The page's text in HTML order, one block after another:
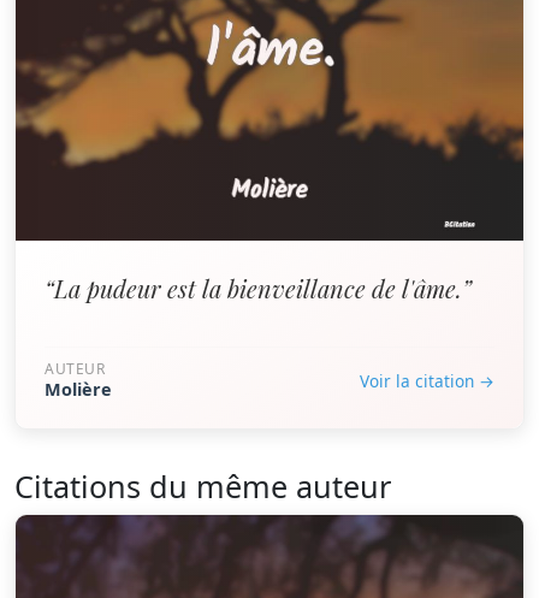
“La pudeur est la bienveillance de l'âme.”
AUTEUR
Molière Voir la citation →
Citations du même auteur